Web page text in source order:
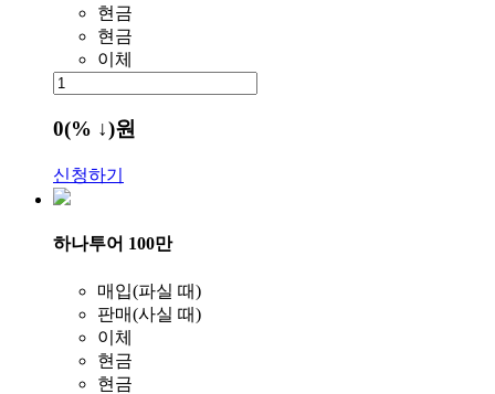
현금
현금
이체
0(% ↓)원
신청하기
하나투어 100만
매입(파실 때)
판매(사실 때)
이체
현금
현금